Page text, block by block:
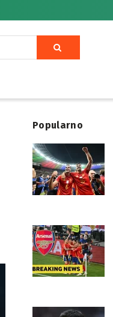
Popularno